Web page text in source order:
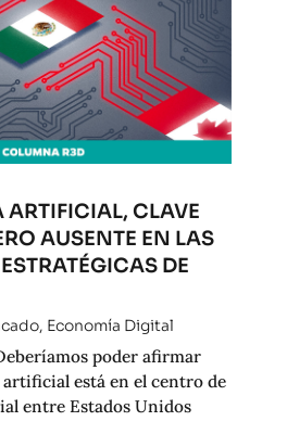
CLAVE
AUSENTE EN LAS
DE
, Economía Digital
poder afirmar
está en el centro de
entre Estados Unidos